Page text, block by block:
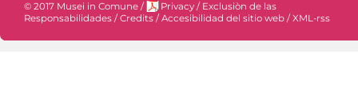
© 2017 Musei in Comune / Privacy / Exclusiòn de las
Responsabilidades / Credits / Accesibilidad del sitio web / XML-rss